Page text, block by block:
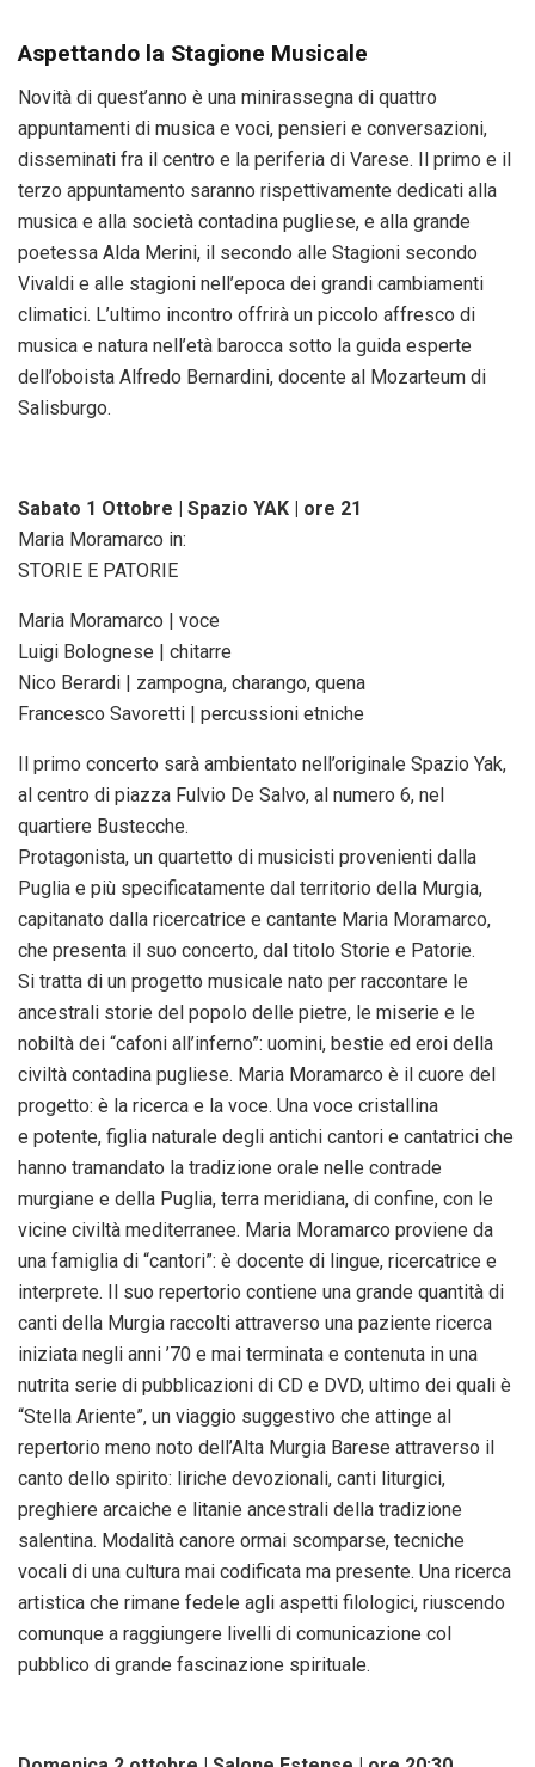
Aspettando la Stagione Musicale
Novità di quest’anno è una minirassegna di quattro
appuntamenti di musica e voci, pensieri e conversazioni,
disseminati fra il centro e la periferia di Varese. Il primo e il
terzo appuntamento saranno rispettivamente dedicati alla
musica e alla società contadina pugliese, e alla grande
poetessa Alda Merini, il secondo alle Stagioni secondo
Vivaldi e alle stagioni nell’epoca dei grandi cambiamenti
climatici. L’ultimo incontro offrirà un piccolo affresco di
musica e natura nell’età barocca sotto la guida esperte
dell’oboista Alfredo Bernardini, docente al Mozarteum di
Salisburgo.
Sabato 1 Ottobre | Spazio YAK | ore 21
Maria Moramarco in:
STORIE E PATORIE
Maria Moramarco | voce
Luigi Bolognese | chitarre
Nico Berardi | zampogna, charango, quena
Francesco Savoretti | percussioni etniche
Il primo concerto sarà ambientato nell’originale Spazio Yak,
al centro di piazza Fulvio De Salvo, al numero 6, nel
quartiere Bustecche.
Protagonista, un quartetto di musicisti provenienti dalla
Puglia e più specificatamente dal territorio della Murgia,
capitanato dalla ricercatrice e cantante Maria Moramarco,
che presenta il suo concerto, dal titolo Storie e Patorie.
Si tratta di un progetto musicale nato per raccontare le
ancestrali storie del popolo delle pietre, le miserie e le
nobiltà dei “cafoni all’inferno”: uomini, bestie ed eroi della
civiltà contadina pugliese. Maria Moramarco è il cuore del
progetto: è la ricerca e la voce. Una voce cristallina
e potente, figlia naturale degli antichi cantori e cantatrici che
hanno tramandato la tradizione orale nelle contrade
murgiane e della Puglia, terra meridiana, di confine, con le
vicine civiltà mediterranee. Maria Moramarco proviene da
una famiglia di “cantori”: è docente di lingue, ricercatrice e
interprete. Il suo repertorio contiene una grande quantità di
canti della Murgia raccolti attraverso una paziente ricerca
iniziata negli anni ’70 e mai terminata e contenuta in una
nutrita serie di pubblicazioni di CD e DVD, ultimo dei quali è
“Stella Ariente”, un viaggio suggestivo che attinge al
repertorio meno noto dell’Alta Murgia Barese attraverso il
canto dello spirito: liriche devozionali, canti liturgici,
preghiere arcaiche e litanie ancestrali della tradizione
salentina. Modalità canore ormai scomparse, tecniche
vocali di una cultura mai codificata ma presente. Una ricerca
artistica che rimane fedele agli aspetti filologici, riuscendo
comunque a raggiungere livelli di comunicazione col
pubblico di grande fascinazione spirituale.